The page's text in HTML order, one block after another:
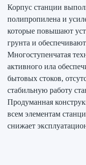
Корпус станции
полипропилена и
которые повышают
грунта и
Многоступенчатая
активного ила
бытовых стоков,
стабильную работу
Продуманная
всем элементам
снижает